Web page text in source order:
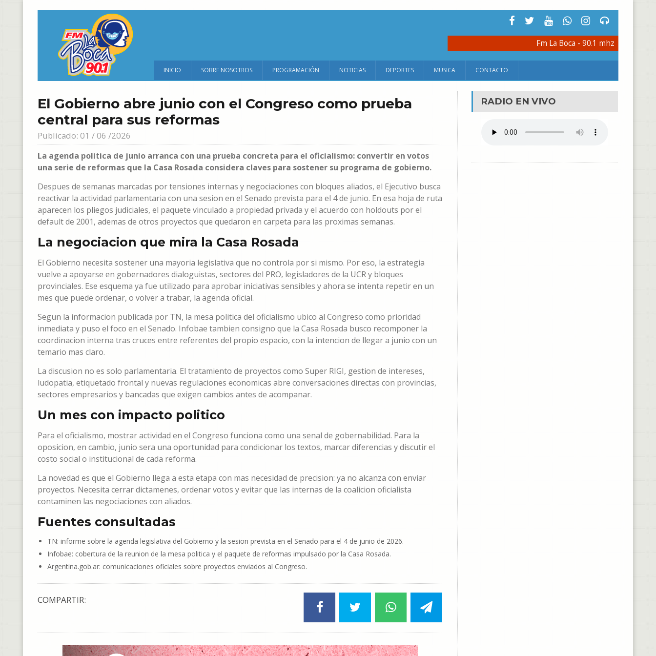
Fm La Boca - 90.1 mhz
INICIO SOBRE NOSOTROS PROGRAMACIÓN NOTICIAS DEPORTES MUSICA CONTACTO
El Gobierno abre junio con el Congreso como prueba
central para sus reformas
Publicado: 01 / 06 /2026
La agenda politica de junio arranca con una prueba concreta para el oficialismo: convertir en votos
una serie de reformas que la Casa Rosada considera claves para sostener su programa de gobierno.
Despues de semanas marcadas por tensiones internas y negociaciones con bloques aliados, el Ejecutivo busca
reactivar la actividad parlamentaria con una sesion en el Senado prevista para el 4 de junio. En esa hoja de ruta
aparecen los pliegos judiciales, el paquete vinculado a propiedad privada y el acuerdo con holdouts por el
default de 2001, ademas de otros proyectos que quedaron en carpeta para las proximas semanas.
La negociacion que mira la Casa Rosada
El Gobierno necesita sostener una mayoria legislativa que no controla por si mismo. Por eso, la estrategia
vuelve a apoyarse en gobernadores dialoguistas, sectores del PRO, legisladores de la UCR y bloques
provinciales. Ese esquema ya fue utilizado para aprobar iniciativas sensibles y ahora se intenta repetir en un
mes que puede ordenar, o volver a trabar, la agenda oficial.
Segun la informacion publicada por TN, la mesa politica del oficialismo ubico al Congreso como prioridad
inmediata y puso el foco en el Senado. Infobae tambien consigno que la Casa Rosada busco recomponer la
coordinacion interna tras cruces entre referentes del propio espacio, con la intencion de llegar a junio con un
temario mas claro.
La discusion no es solo parlamentaria. El tratamiento de proyectos como Super RIGI, gestion de intereses,
ludopatia, etiquetado frontal y nuevas regulaciones economicas abre conversaciones directas con provincias,
sectores empresarios y bancadas que exigen cambios antes de acompanar.
Un mes con impacto politico
Para el oficialismo, mostrar actividad en el Congreso funciona como una senal de gobernabilidad. Para la
oposicion, en cambio, junio sera una oportunidad para condicionar los textos, marcar diferencias y discutir el
costo social o institucional de cada reforma.
La novedad es que el Gobierno llega a esta etapa con mas necesidad de precision: ya no alcanza con enviar
proyectos. Necesita cerrar dictamenes, ordenar votos y evitar que las internas de la coalicion oficialista
contaminen las negociaciones con aliados.
Fuentes consultadas
TN: informe sobre la agenda legislativa del Gobierno y la sesion prevista en el Senado para el 4 de junio de 2026.
Infobae: cobertura de la reunion de la mesa politica y el paquete de reformas impulsado por la Casa Rosada.
Argentina.gob.ar: comunicaciones oficiales sobre proyectos enviados al Congreso.
COMPARTIR:
RADIO EN VIVO